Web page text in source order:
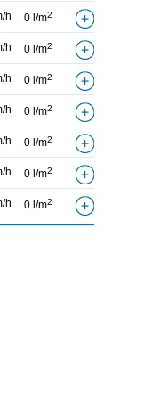
h 0 l/m2
h 0 l/m2
h 0 l/m2
h 0 l/m2
h 0 l/m2
h 0 l/m2
h 0 l/m2